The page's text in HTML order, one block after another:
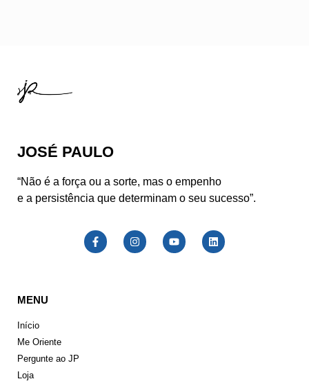
JOSÉ PAULO
“Não é a força ou a sorte, mas o empenho
e a persistência que determinam o seu sucesso”.
MENU
Início
Me Oriente
Pergunte ao JP
Loja